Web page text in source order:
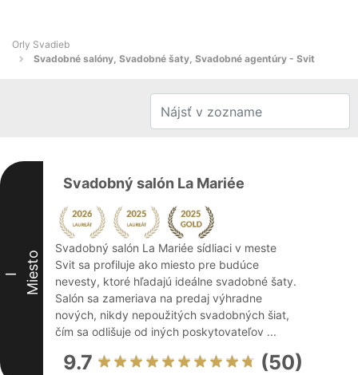
Orly Svadieb
Svadobné salóny, Svadobné šaty, Svadobné agentúry - Svit
I Miesto
Svadobný salón La Mariée
Svadobný salón La Mariée sídliaci v meste
Svit sa profiluje ako miesto pre budúce
nevesty, ktoré hľadajú ideálne svadobné šaty.
Salón sa zameriava na predaj výhradne
nových, nikdy nepoužitých svadobných šiat,
čím sa odlišuje od iných poskytovateľov ...
9.7 (50)